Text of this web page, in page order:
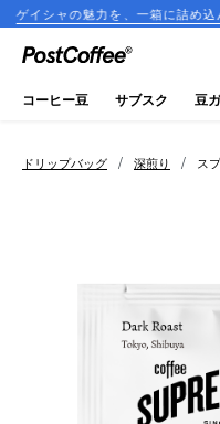
力を、一箱に詰め込んだ飲み比べ
close
ログイン
新規会員登録
keyboard_arrow_right
ドリップバッグ / 深煎り / ス
コーヒー豆 サブスク 豆